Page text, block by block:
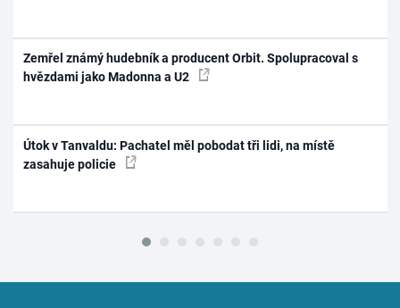
Zemřel známý hudebník a producent Orbit. Spolupracoval s
hvězdami jako Madonna a U2
Útok v Tanvaldu: Pachatel měl pobodat tři lidi, na místě
zasahuje policie